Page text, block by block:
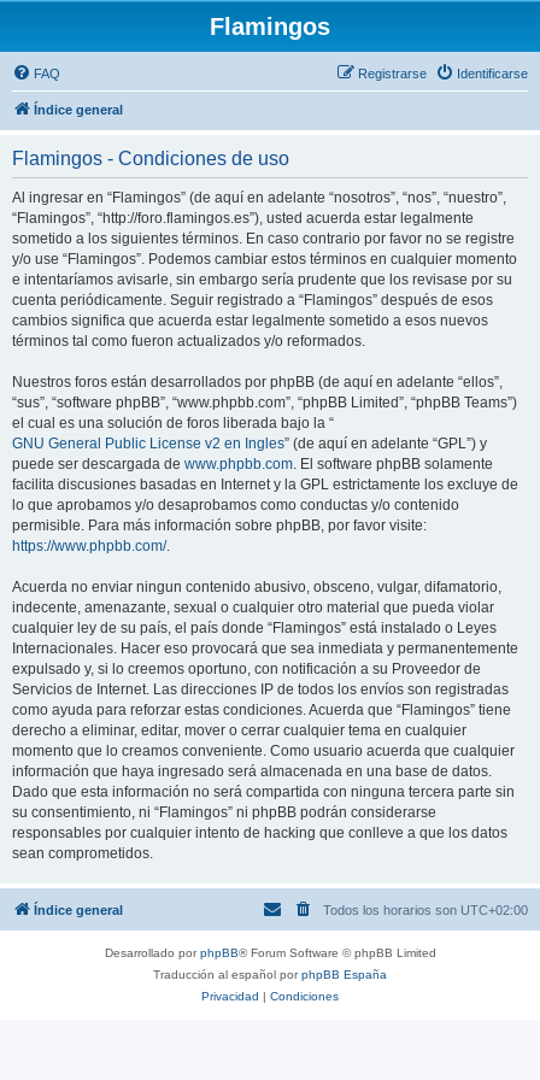
Flamingos
FAQ Identificarse
Registrarse
Índice general
Flamingos - Condiciones de uso
Al ingresar en “Flamingos” (de aquí en adelante “nosotros”, “nos”, “nuestro”,
“Flamingos”, “http://foro.flamingos.es”), usted acuerda estar legalmente
sometido a los siguientes términos. En caso contrario por favor no se registre
y/o use “Flamingos”. Podemos cambiar estos términos en cualquier momento
e intentaríamos avisarle, sin embargo sería prudente que los revisase por su
cuenta periódicamente. Seguir registrado a “Flamingos” después de esos
cambios significa que acuerda estar legalmente sometido a esos nuevos
términos tal como fueron actualizados y/o reformados.
Nuestros foros están desarrollados por phpBB (de aquí en adelante “ellos”,
“sus”, “software phpBB”, “www.phpbb.com”, “phpBB Limited”, “phpBB Teams”)
el cual es una solución de foros liberada bajo la “
GNU General Public License v2 en Ingles” (de aquí en adelante “GPL”) y
puede ser descargada de www.phpbb.com. El software phpBB solamente
facilita discusiones basadas en Internet y la GPL estrictamente los excluye de
lo que aprobamos y/o desaprobamos como conductas y/o contenido
permisible. Para más información sobre phpBB, por favor visite:
https://www.phpbb.com/.
Acuerda no enviar ningun contenido abusivo, obsceno, vulgar, difamatorio,
indecente, amenazante, sexual o cualquier otro material que pueda violar
cualquier ley de su país, el país donde “Flamingos” está instalado o Leyes
Internacionales. Hacer eso provocará que sea inmediata y permanentemente
expulsado y, si lo creemos oportuno, con notificación a su Proveedor de
Servicios de Internet. Las direcciones IP de todos los envíos son registradas
como ayuda para reforzar estas condiciones. Acuerda que “Flamingos” tiene
derecho a eliminar, editar, mover o cerrar cualquier tema en cualquier
momento que lo creamos conveniente. Como usuario acuerda que cualquier
información que haya ingresado será almacenada en una base de datos.
Dado que esta información no será compartida con ninguna tercera parte sin
su consentimiento, ni “Flamingos” ni phpBB podrán considerarse
responsables por cualquier intento de hacking que conlleve a que los datos
sean comprometidos.
Índice general Todos los horarios son UTC+02:00
Desarrollado porphpBB® Forum Software © phpBB Limited
Traducción al español porphpBB España
Privacidad | Condiciones